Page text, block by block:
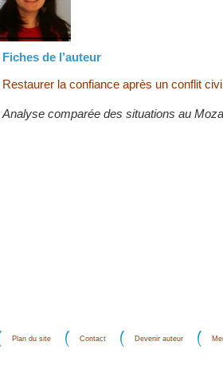
Fiches de l’auteur
Restaurer la confiance après un conflit
Analyse comparée des situations au
Plan du site Contact Devenir auteur